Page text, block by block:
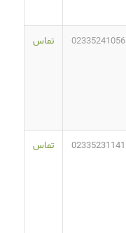
02335241056 تماس
02335231141 تماس